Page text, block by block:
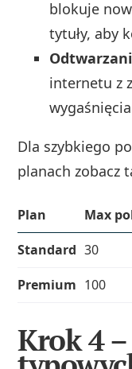
blokuje
tytuły, aby
internetu z
Dla szybkiego
planach zobacz
Plan Max
Standard 30
Premium 100
Krok 4